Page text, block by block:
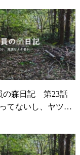
の森日記 第23話
てないし、ヤツら
: 市職員の森日記 第
変更、と山の朝」